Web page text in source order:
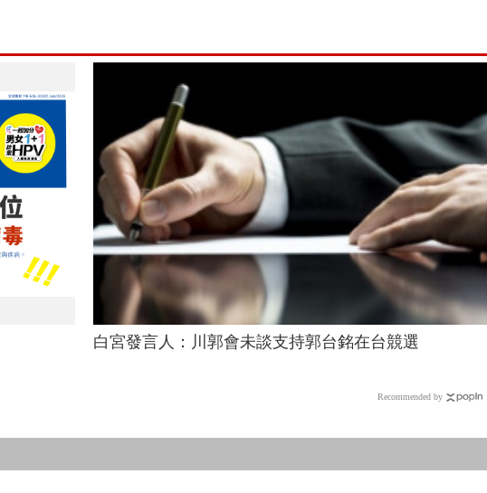
白宮發言人：川郭會未談支持郭台銘在台競選
Recommended by